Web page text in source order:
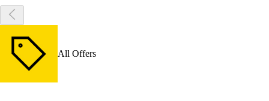
All Offers